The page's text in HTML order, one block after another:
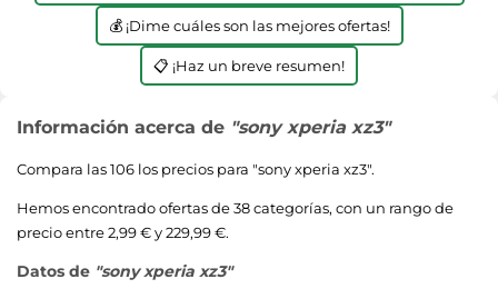
💰 ¡Dime cuáles son las mejores ofertas!
📋 ¡Haz un breve resumen!
Información acerca de "sony xperia xz3"
Compara las 106 los precios para "sony xperia xz3".
Hemos encontrado ofertas de 38 categorías, con un rango de
precio entre 2,99 € y 229,99 €.
Datos de "sony xperia xz3"